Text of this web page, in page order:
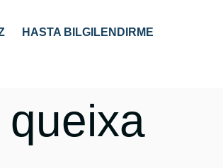
HASTA BILGILENDIRME